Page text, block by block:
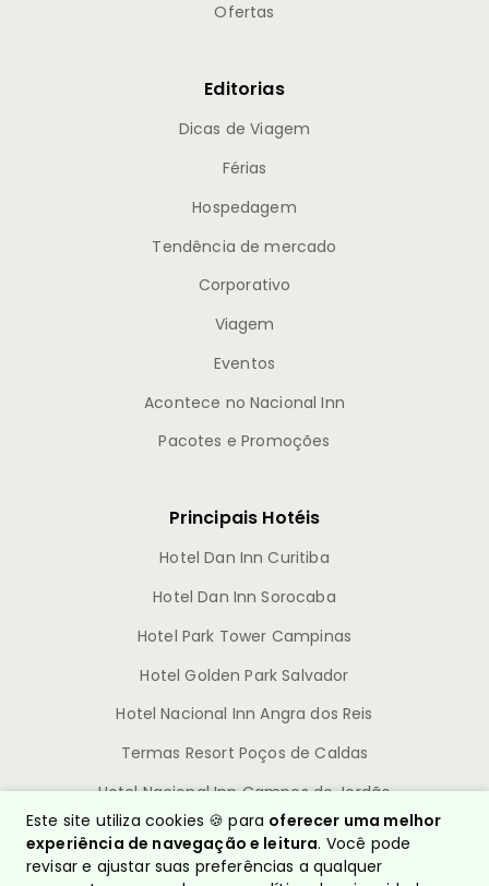
Ofertas
Editorias
Dicas de Viagem
Férias
Hospedagem
Tendência de mercado
Corporativo
Viagem
Eventos
Acontece no Nacional Inn
Pacotes e Promoções
Principais Hotéis
Hotel Dan Inn Curitiba
Hotel Dan Inn Sorocaba
Hotel Park Tower Campinas
Hotel Golden Park Salvador
Hotel Nacional Inn Angra dos Reis
Termas Resort Poços de Caldas
Hotel Nacional Inn Campos do Jordão
Este site utiliza cookies 🍪 para oferecer uma melhor
experiência de navegação e leitura. Você pode
revisar e ajustar suas preferências a qualquer